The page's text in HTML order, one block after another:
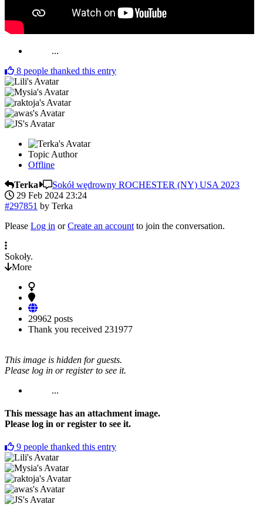
...
8 people thanked this entry
Topic Author
Offline
Terka
Sokół wędrowny ROCHESTER (NY) USA 2023
29 Feb 2024 23:24
#297851 by Terka
Please Log in orCreate an account to join the conversation.
Sokoły.
More
29962 posts
Thank you received 231977
This image is hidden for guests.
Please log in or register to see it.
...
This message has an attachment image.
Please log in or register to see it.
9 people thanked this entry